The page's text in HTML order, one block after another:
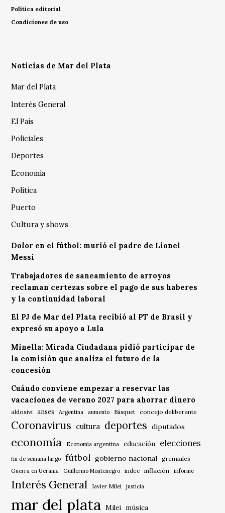
Política editorial
Condiciones de uso
Noticias de Mar del Plata
Mar del Plata
Interés General
El País
Policiales
Deportes
Economía
Política
Puerto
Cultura y shows
Dolor en el fútbol: murió el padre de Lionel
Messi
Trabajadores de saneamiento de arroyos
reclaman certezas sobre el pago de sus haberes
y la continuidad laboral
El PJ de Mar del Plata recibió al PT de Brasil y
expresó su apoyo a Lula
Minella: Mirada Ciudadana pidió participar de
la comisión que analiza el futuro de la
concesión
Cuándo conviene empezar a reservar las
vacaciones de verano 2027 para ahorrar dinero
aldosivi anses Argentina aumento Básquet concejo deliberante
Coronavirus cultura deportes diputados
economía Economía argentina educación elecciones
fin de semana largo fútbol gobierno nacional gremiales
Guerra en Ucrania Guillermo Montenegro indec inflación informe
Interés General Javier Milei justicia
mar del plata Milei música